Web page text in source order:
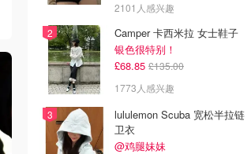
2101人感兴趣
Camper 卡西米拉 女士鞋子
银色很特别！
£68.85 £135.00
1773人感兴趣
lululemon Scuba 宽松半拉链
卫衣
@鸡腿妹妹